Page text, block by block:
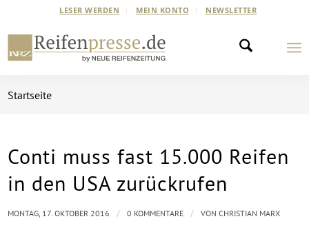
LESER WERDEN MEIN KONTO NEWSLETTER
Startseite
Conti muss fast 15.000 Reifen
in den USA zurückrufen
MONTAG, 17. OKTOBER 2016 / 0 KOMMENTARE / VONCHRISTIAN MARX